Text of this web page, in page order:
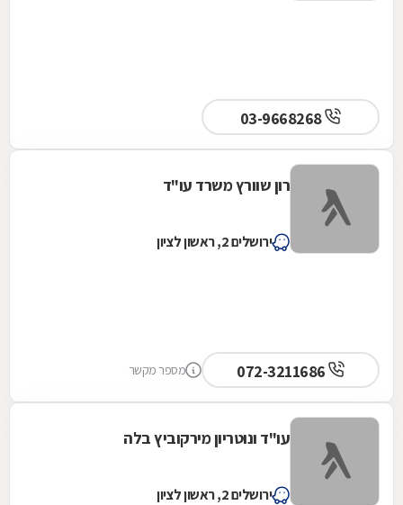
03-9668268
רון שוורץ משרד עו"ד
ירושלים 2, ראשון לציון
מספר מקשר
עו"ד ונוטריון מירקוביץ בלה
ירושלים 2, ראשון לציון